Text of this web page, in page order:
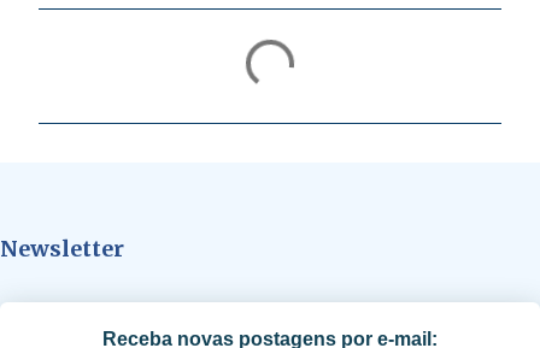
á
Newsletter
Receba novas postagens por e-mail: